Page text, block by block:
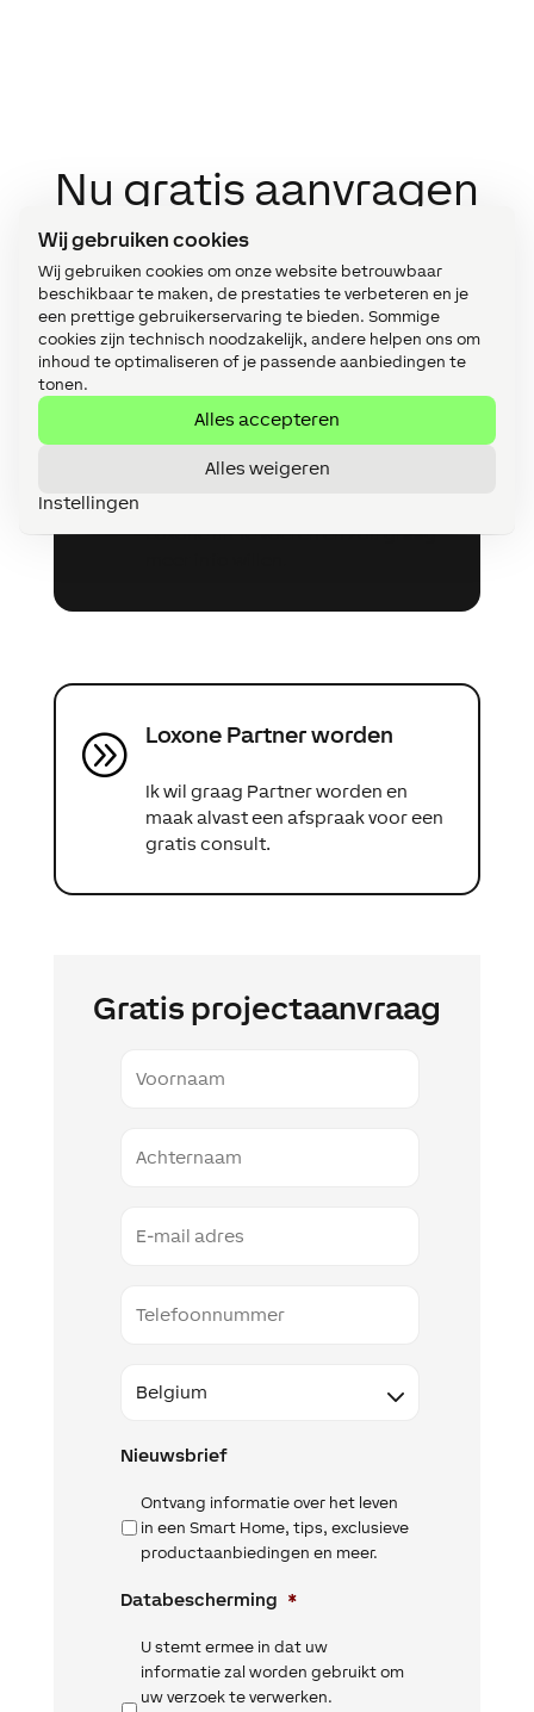
Wij gebruiken cookies
Wij gebruiken cookies om onze website betrouwbaar
beschikbaar te maken, de prestaties te verbeteren en je
een prettige gebruikerservaring te bieden. Sommige
cookies zijn technisch noodzakelijk, andere helpen ons om
inhoud te optimaliseren of je passende aanbiedingen te
tonen.
Alles accepteren
Alles weigeren
Instellingen
Nu gratis aanvragen
Dien nu jouw gratis projectaanvraag
in of word Loxone Partner in slechts
een paar stappen!
Gratis projectaanvraag
Loxone uit te voeren en zou graag
A Loxone Partner worden
Ik wil graag Partner worden en
maak alvast een afspraak voor een
gratis consult.
Gratis projectaanvraag
Nieuwsbrief
Ontvang informatie over het leven
in een Smart Home, tips, exclusieve
productaanbiedingen en meer.
Databescherming *
U stemt ermee in dat uw
informatie zal worden gebruikt om
uw verzoek te verwerken.